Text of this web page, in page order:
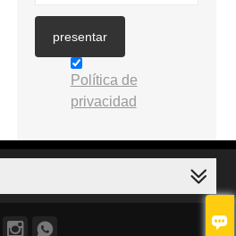

presentar
Política de
privacidad
 